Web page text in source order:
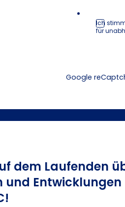
Ich
für
Google
dem Laufenden
und Entwicklungen